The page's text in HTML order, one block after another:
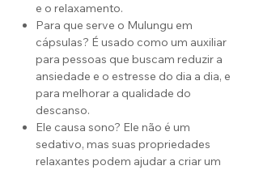
e o relaxamento.
Para que serve o Mulungu em
cápsulas? É usado como um auxiliar
para pessoas que buscam reduzir a
ansiedade e o estresse do dia a dia, e
para melhorar a qualidade do
descanso.
Ele causa sono? Ele não é um
sedativo, mas suas propriedades
relaxantes podem ajudar a criar um